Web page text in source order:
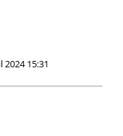
15:31